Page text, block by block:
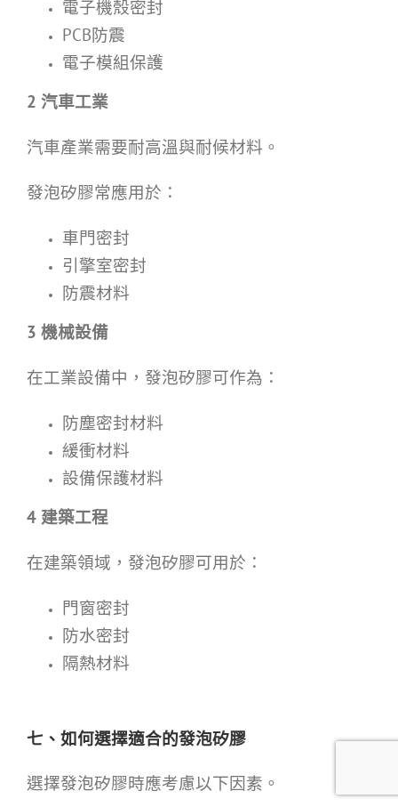
電子機殼密封
PCB防震
電子模組保護
2 汽車工業
汽車產業需要耐高溫與耐候材料。
發泡矽膠常應用於：
車門密封
引擎室密封
防震材料
3 機械設備
在工業設備中，發泡矽膠可作為：
防塵密封材料
緩衝材料
設備保護材料
4 建築工程
在建築領域，發泡矽膠可用於：
門窗密封
防水密封
隔熱材料
七、如何選擇適合的發泡矽膠
選擇發泡矽膠時應考慮以下因素。